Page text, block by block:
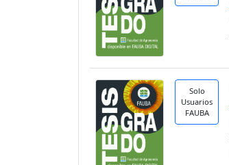
Solo
Usuarios
FAUBA